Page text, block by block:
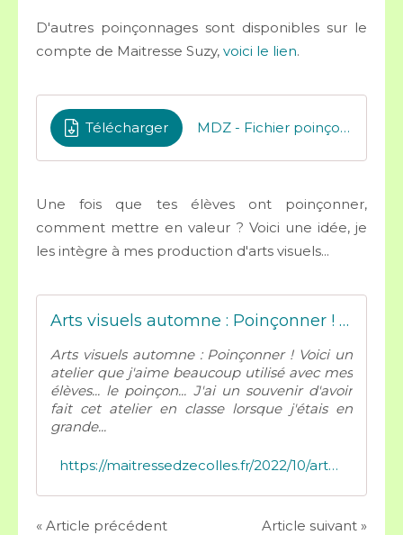
D'autres poinçonnages sont disponibles sur le
compte de Maitresse Suzy, voici le lien.
Télécharger MDZ - Fichier poinçonnage hansel et gretel
Une fois que tes élèves ont poinçonner,
comment mettre en valeur ? Voici une idée, je
les intègre à mes production d'arts visuels...
Arts visuels automne : Poinçonner ! Affiche du mois de Novembre - Mes tresses D Zécolles
Arts visuels automne : Poinçonner ! Voici un
atelier que j'aime beaucoup utilisé avec mes
élèves... le poinçon... J'ai un souvenir d'avoir
fait cet atelier en classe lorsque j'étais en
grande...
https://maitressedzecolles.fr/2022/10/arts-visuels-automne-poinconner.html
« Article précédent Article suivant »